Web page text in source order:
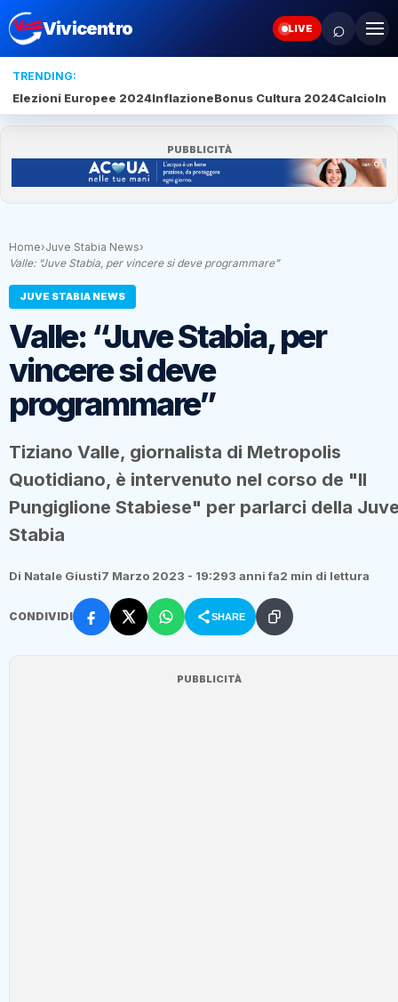
Vivicentro LIVE ⌕
TRENDING:
Elezioni Europee 2024InflazioneBonus Cultura 2024Calcio
PUBBLICITÀ
Home›Juve Stabia News›
Valle: “Juve Stabia, per vincere si deve programmare”
JUVE STABIA NEWS
Valle: “Juve Stabia, per
vincere si deve
programmare”
Tiziano Valle, giornalista di Metropolis
Quotidiano, è intervenuto nel corso de "Il
Pungiglione Stabiese" per parlarci della
Stabia
Di Natale Giusti7 Marzo 2023 - 19:293 anni fa2 min di lettura
CONDIVIDI SHARE
PUBBLICITÀ